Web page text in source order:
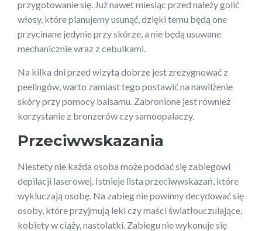
przygotowanie się. Już nawet miesiąc przed należy golić
włosy, które planujemy usunąć, dzięki temu będą one
przycinane jedynie przy skórze, a nie będą usuwane
mechanicznie wraz z cebulkami.
Na kilka dni przed wizytą dobrze jest zrezygnować z
peelingów, warto zamiast tego postawić na nawilżenie
skóry przy pomocy balsamu. Zabronione jest również
korzystanie z bronzerów czy samoopalaczy.
Przeciwwskazania
Niestety nie każda osoba może poddać się zabiegowi
depilacji laserowej. Istnieje lista przeciwwskazań, które
wykluczają osobę. Na zabieg nie powinny decydować się
osoby, które przyjmują leki czy maści światłouczulające,
kobiety w ciąży, nastolatki. Zabiegu nie wykonuje się